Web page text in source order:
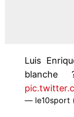
Luis
— le10sport